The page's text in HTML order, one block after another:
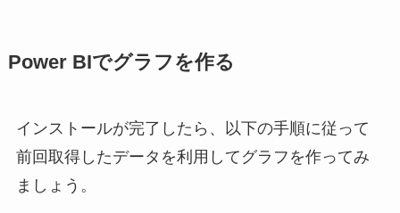
Power BIでグラフを作る
インストールが完了したら、以下の手順に従って
前回取得したデータを利用してグラフを作ってみ
ましょう。